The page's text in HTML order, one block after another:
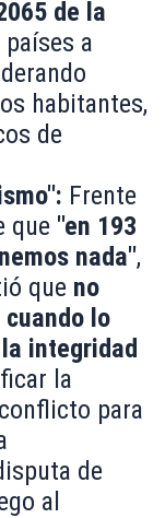
de la
a
habitantes,
de
Frente
que "en 193
nada",
que no
lo
integridad
la
para
de
al